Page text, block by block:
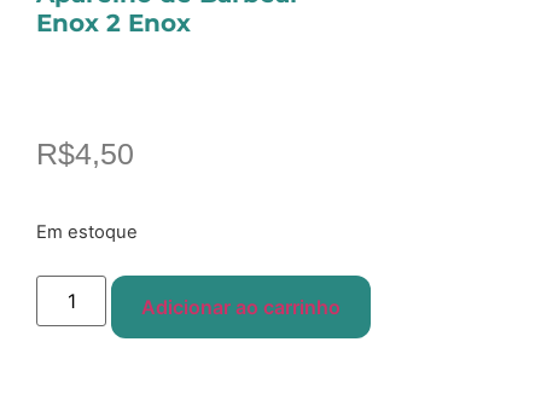
Enox 2 Enox
R$4,50
Em estoque
Adicionar ao carrinho